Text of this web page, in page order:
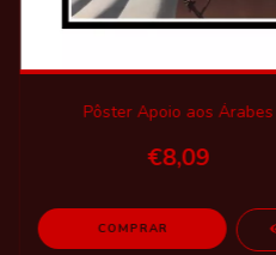
Pôster Apoio aos Árabes
€8,09